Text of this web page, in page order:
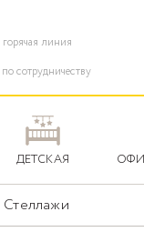
горячая линия
по сотрудничеству
ДЕТСКАЯ
Стеллажи